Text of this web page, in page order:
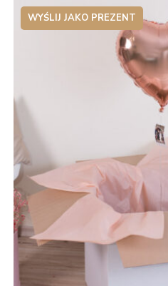
WYŚLIJ JAKO PREZENT